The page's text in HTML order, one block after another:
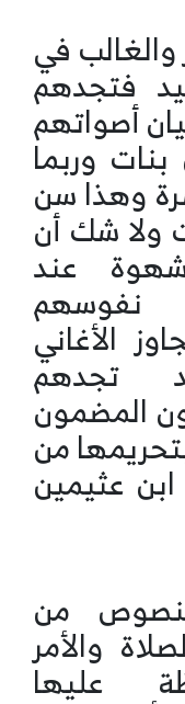
في
فتجدهم
أصواتهم
وربما
وهذا سن
ولا شك أن
عند
نفوسهم
الأغاني
تجدهم
المضمون
من
عثيمين
من
والأمر
عليها